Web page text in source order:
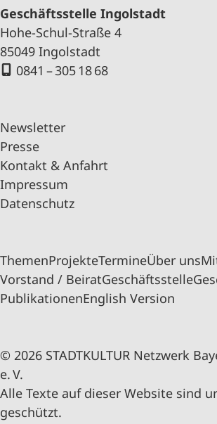
Geschäftsstelle Ingolstadt
Hohe-Schul-Straße 4
85049 Ingolstadt
0841 – 305 18 68
Newsletter
Presse
Kontakt & Anfahrt
Impressum
Datenschutz
ThemenProjekteTermineÜber uns
Vorstand / BeiratGeschäftsstelle
PublikationenEnglish Version
© 2026 STADTKULTUR Netzwerk
e. V.
Alle Texte auf dieser Website sind
geschützt.